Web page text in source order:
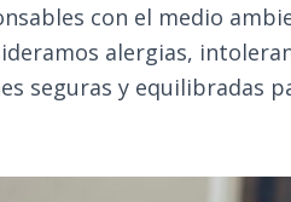
con el medio
alergias,
seguras y equilibradas